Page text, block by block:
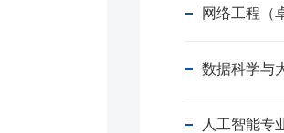
网络工程（
数据科学与
人工智能专